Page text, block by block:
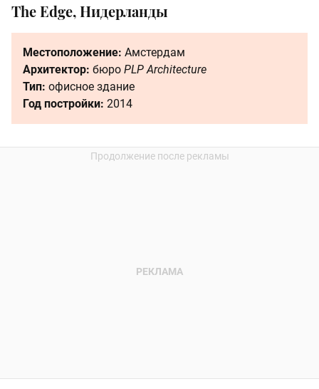
The Edge, Нидерланды
Местоположение: Амстердам
Архитектор: бюро PLP Architecture
Тип: офисное здание
Год постройки: 2014